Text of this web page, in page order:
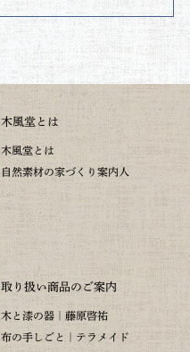
木風堂とは
木風堂とは
自然素材の家づくり案内人
取り扱い商品のご案内
木と漆の器｜藤原啓祐
布の手しごと｜テラメイド